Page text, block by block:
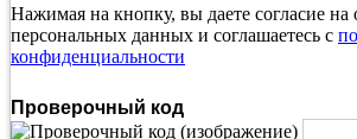
Нажимая на кнопку, вы даете согласие на
персональных данных и соглашаетесь с
конфиденциальности
Проверочный код